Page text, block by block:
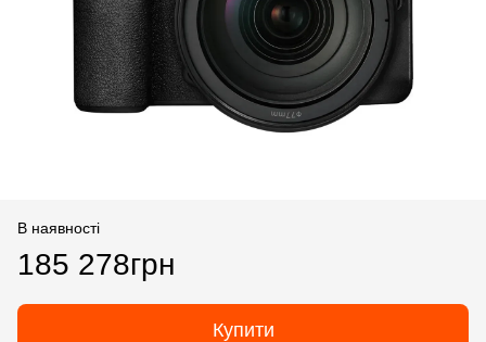
В наявності
185 278грн
Купити